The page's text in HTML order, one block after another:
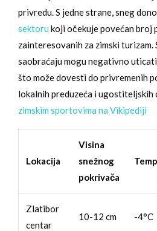
privredu. S jedne strane, sneg
sektoru koji očekuje povećan broj
zainteresovanih za zimski turizam.
saobraćaju mogu negativno
što može dovesti do privremenih
lokalnih preduzeća i ugostiteljskih
zimskim sportovima na Vikipediji
Lokacija
Visina
snežnog
pokrivača
Zlatibor
centar
10-12 cm -4°C